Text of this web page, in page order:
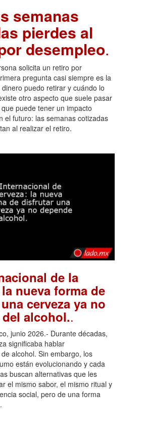
semanas
pierdes al
desempleo.
solicita un retiro por
pregunta casi siempre es la
puedo retirar y cuándo lo
otro aspecto que suele pasar
puede tener un impacto
el futuro: las semanas cotizadas
al realizar el retiro.
de la
nueva forma de
cerveza ya no
alcohol..
junio 2026.- Durante décadas,
significaba hablar
alcohol. Sin embargo, los
están evolucionando y cada
buscan alternativas que les
el mismo sabor, el mismo ritual y
social, pero de una forma